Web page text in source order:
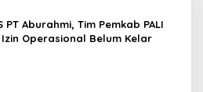
PT Aburahmi, Tim Pemkab PALI
Izin Operasional Belum Kelar